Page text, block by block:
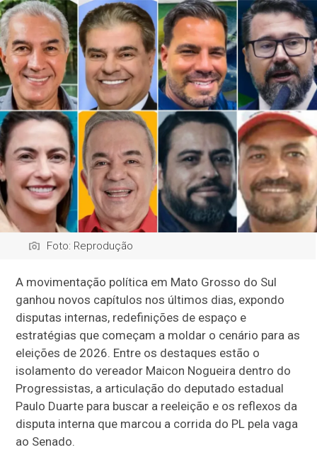
Foto: Reprodução
A movimentação política em Mato Grosso do Sul
ganhou novos capítulos nos últimos dias, expondo
disputas internas, redefinições de espaço e
estratégias que começam a moldar o cenário para as
eleições de 2026. Entre os destaques estão o
isolamento do vereador Maicon Nogueira dentro do
Progressistas, a articulação do deputado estadual
Paulo Duarte para buscar a reeleição e os reflexos da
disputa interna que marcou a corrida do PL pela vaga
ao Senado.